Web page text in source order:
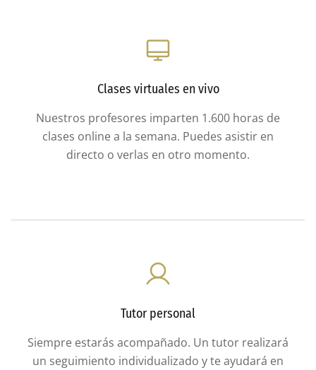
Clases virtuales en vivo
Nuestros profesores imparten 1.600 horas de
clases online a la semana. Puedes asistir en
directo o verlas en otro momento.
Tutor personal
Siempre estarás acompañado. Un tutor realizará
un seguimiento individualizado y te ayudará en